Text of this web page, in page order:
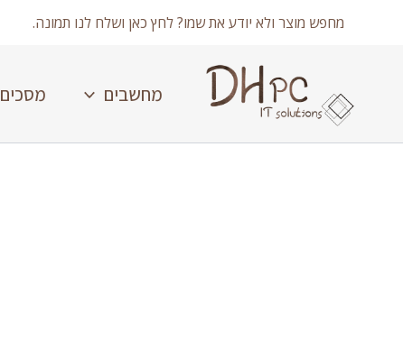
מחפש מוצר ולא יודע את שמו? לחץ כאן ושלח לנו תמונה.
מחשבים מסכים